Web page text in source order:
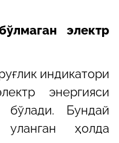
электр
индикатори
энергияси
Бундай
уланган ҳолда